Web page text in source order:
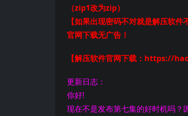
（zip1改为zip）
【如果出现密码不对就是解压软
官网下载无广告！
【解压软件官网下载：https://
更新日志：
你好!
现在不是发布第七集的好时机吗？